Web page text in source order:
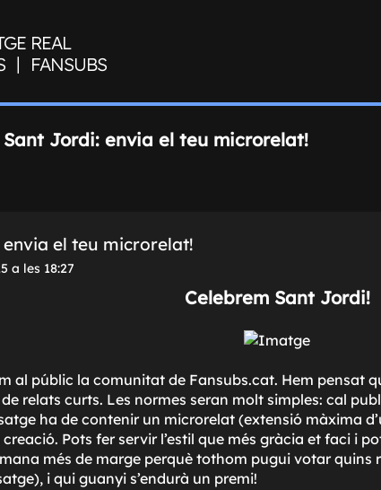
REAL
| FANSUBS
Sant Jordi: envia el teu microrelat!
el teu microrelat!
a les 18:27
Celebrem Sant Jordi!
al públic la comunitat de Fansubs.cat. Hem pensat
relats curts. Les normes seran molt simples: cal
ha de contenir un microrelat (extensió màxima
Pots fer servir l’estil que més gràcia et faci i
més de marge perquè tothom pugui votar
i qui guanyi s’endurà un premi!